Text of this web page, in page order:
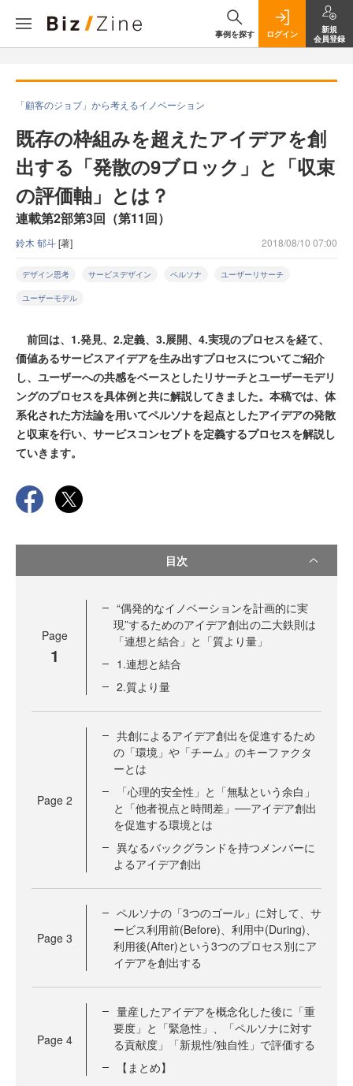
事例を探す ログイン
新規
会員登録
「顧客のジョブ」から考えるイノベーション
既存の枠組みを超えたアイデアを創
出する「発散の9ブロック」と「収束
の評価軸」とは？
連載第2部第3回（第11回）
鈴木 郁斗[著] 2018/08/10 07:00
デザイン思考 サービスデザイン ペルソナ ユーザーリサーチ
ユーザーモデル
前回は、1.発見、2.定義、3.展開、4.実現のプロセスを経て、
価値あるサービスアイデアを生み出すプロセスについてご紹介
し、ユーザーへの共感をベースとしたリサーチとユーザーモデリ
ングのプロセスを具体例と共に解説してきました。本稿では、体
系化された方法論を用いてペルソナを起点としたアイデアの発散
と収束を行い、サービスコンセプトを定義するプロセスを解説し
ていきます。
目次
Page
1
“偶発的なイノベーションを計画的に実
現”するためのアイデア創出の二大鉄則は
「連想と結合」と「質より量」
1.連想と結合
2.質より量
Page 2
共創によるアイデア創出を促進するため
の「環境」や「チーム」のキーファクタ
ーとは
「心理的安全性」と「無駄という余白」
と「他者視点と時間差」──アイデア創出
を促進する環境とは
異なるバックグランドを持つメンバーに
よるアイデア創出
Page 3
ペルソナの「3つのゴール」に対して、サ
ービス利用前(Before)、利用中(During)、
利用後(After)という3つのプロセス別にア
イデアを創出する
Page 4
量産したアイデアを概念化した後に「重
要度」と「緊急性」、「ペルソナに対す
る貢献度」「新規性/独自性」で評価する
【まとめ】